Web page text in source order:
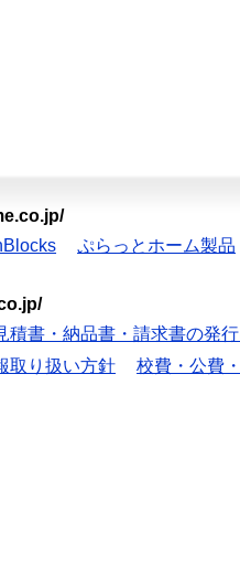
ぷらっとホーム製品
積書・納品書・請求書の発
取り扱い方針 校費・公費